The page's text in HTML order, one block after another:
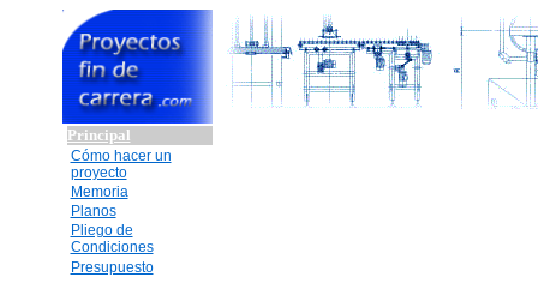
Principal
Cómo hacer un
proyecto
Memoria
Planos
Pliego de
Condiciones
Presupuesto